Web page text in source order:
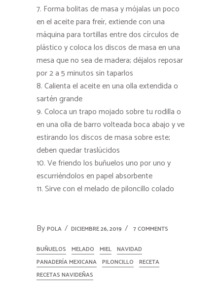
Forma bolitas de masa y mójalas un poco
en el aceite para freír, extiende con una
máquina para tortillas entre dos círculos de
plástico y coloca los discos de masa en una
mesa que no sea de madera; déjalos reposar
por 2 a 5 minutos sin taparlos
Calienta el aceite en una olla extendida o
sartén grande
Coloca un trapo mojado sobre tu rodilla o
en una olla de barro volteada boca abajo y ve
estirando los discos de masa sobre este;
deben quedar traslúcidos
Ve friendo los buñuelos uno por uno y
escurriéndolos en papel absorbente
Sirve con el melado de piloncillo colado
By POLA DICIEMBRE 26, 2019 7 COMMENTS
BUÑUELOS MELADO MIEL NAVIDAD
PANADERÍA MEXICANA PILONCILLO
RECETA
RECETAS NAVIDEÑAS